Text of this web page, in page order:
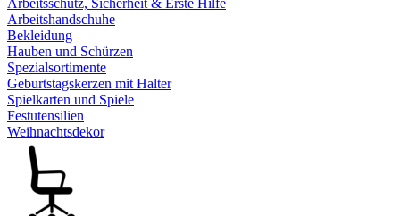
Arbeitsschutz, Sicherheit & Erste Hilfe
Arbeitshandschuhe
Bekleidung
Hauben und Schürzen
Spezialsortimente
Geburtstagskerzen mit Halter
Spielkarten und Spiele
Festutensilien
Weihnachtsdekor